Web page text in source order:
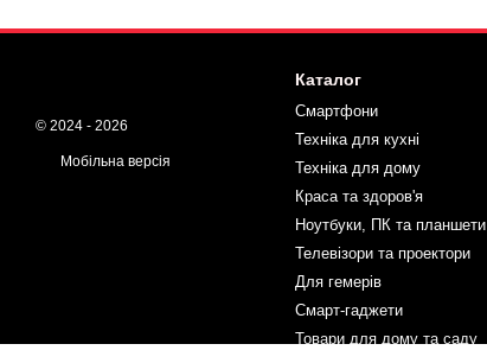
© 2024 - 2026
Мобільна версія
Каталог
Смартфони
Техніка для кухні
Техніка для дому
Краса та здоров'я
Ноутбуки, ПК та планшети
Телевізори та проектори
Для гемерів
Смарт-гаджети
Товари для дому та саду